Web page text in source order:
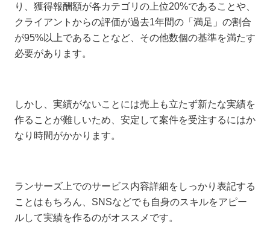
り、獲得報酬額が各カテゴリの上位20%であることや、
クライアントからの評価が過去1年間の「満足」の割合
が95%以上であることなど、その他数個の基準を満たす
必要があります。
しかし、実績がないことには売上も立たず新たな実績を
作ることが難しいため、安定して案件を受注するにはか
なり時間がかかります。
ランサーズ上でのサービス内容詳細をしっかり表記する
ことはもちろん、SNSなどでも自身のスキルをアピー
ルして実績を作るのがオススメです。